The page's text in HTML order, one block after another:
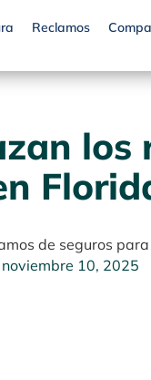
Reclamos
los
de seguros
noviembre 10, 2025